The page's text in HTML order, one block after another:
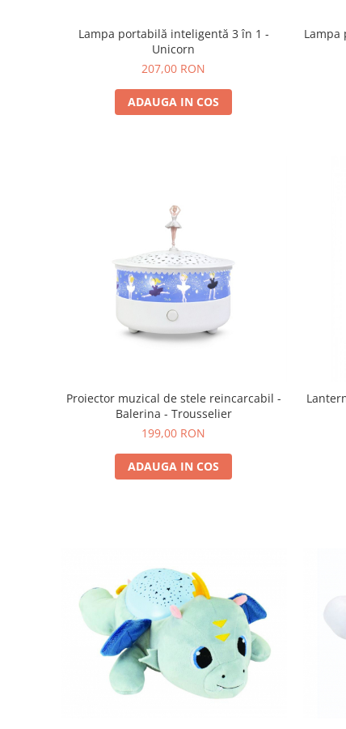
Lampa portabilă inteligentă 3 în 1 -
Unicorn
207,00 RON
ADAUGA IN COS
Lampa
Proiector muzical de stele reincarcabil -
Balerina - Trousselier
199,00 RON
ADAUGA IN COS